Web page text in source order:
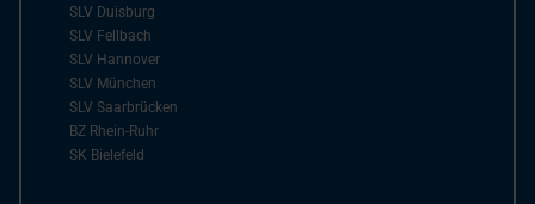
SLV Duisburg
SLV Fellbach
SLV Hannover
SLV München
SLV Saarbrücken
BZ Rhein-Ruhr
SK Bielefeld